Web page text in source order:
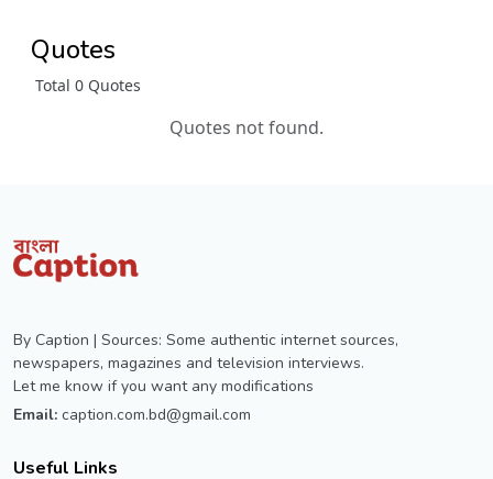
Quotes
Total 0 Quotes
Quotes not found.
By Caption | Sources: Some authentic internet sources,
newspapers, magazines and television interviews.
Let me know if you want any modifications
Email: caption.com.bd@gmail.com
Useful Links